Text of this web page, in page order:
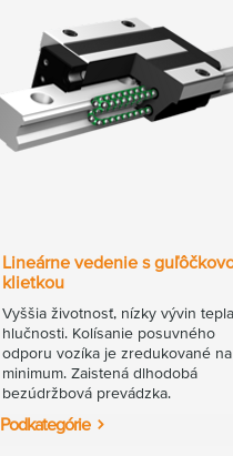
Lineárne vedenie s
klietkou
Vyššia životnosť, nízky vývin
hlučnosti. Kolísanie posuvného
odporu vozíka je zredukované na
minimum. Zaistená dlhodobá
bezúdržbová prevádzka.
Podkategórie